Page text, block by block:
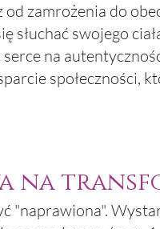
od zamrożenia do
słuchać swojego
na
społeczności,
na
"naprawiona".